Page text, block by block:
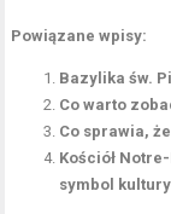
Powiązane wpisy:
Bazylika św.
Co warto
Co sprawia,
Kościół
symbol kultury